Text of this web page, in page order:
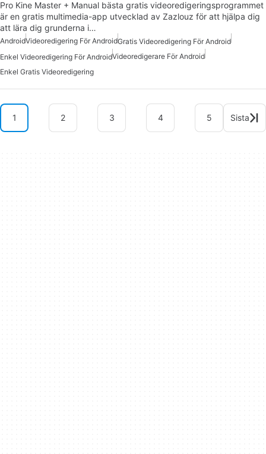
Pro Kine Master + Manual bästa gratis videoredigeringsprogrammet
är en gratis multimedia-app utvecklad av Zazlouz för att hjälpa dig
att lära dig grunderna i…
AndroidVideoredigering För AndroidGratis Videoredigering För Android
Enkel Videoredigering För AndroidVideoredigerare För Android
Enkel Gratis Videoredigering
1 2 3 4 5 Sista